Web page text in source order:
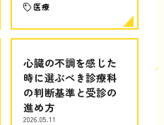
医療
心臓の不調を感じた
時に選ぶべき診療科
の判断基準と受診の
進め方
2026.05.11